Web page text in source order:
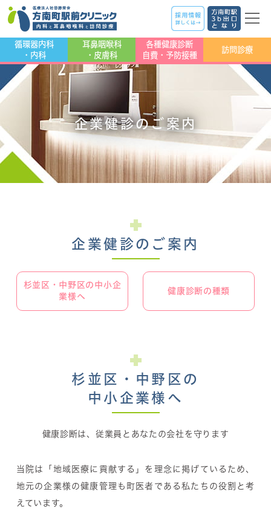
循環器内科
・内科
耳鼻咽喉科
・皮膚科
各種健康診断
自費・予防接種
訪問診療
企業健診のご案内
企業健診のご案内
杉並区・中野区の中小企
業様へ
健康診断の種類
杉並区・中野区の
中小企業様へ
健康診断は、従業員とあなたの会社を守ります
当院は「地域医療に貢献する」を理念に掲げているため、
地元の企業様の健康管理も町医者である私たちの役割と考
えています。